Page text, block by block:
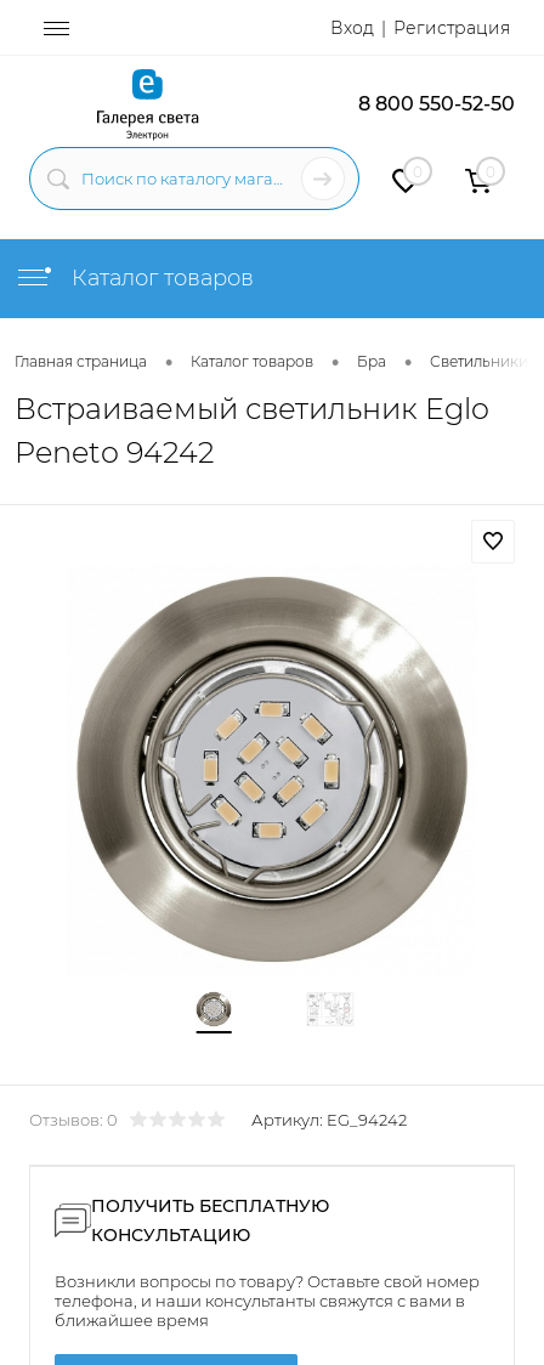
Вход Регистрация
8 800 550-52-50
0 0
Каталог товаров
Главная страница • Каталог товаров • Бра • Светильники
Встраиваемый светильник Eglo
Peneto 94242
Отзывов: 0 Артикул: EG_94242
ПОЛУЧИТЬ БЕСПЛАТНУЮ
КОНСУЛЬТАЦИЮ
Возникли вопросы по товару? Оставьте свой номер
телефона, и наши консультанты свяжутся с вами в
ближайшее время